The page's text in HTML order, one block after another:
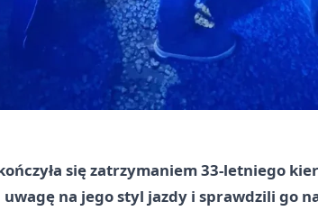
się zatrzymaniem 33-letniego
na jego styl jazdy i sprawdzili go